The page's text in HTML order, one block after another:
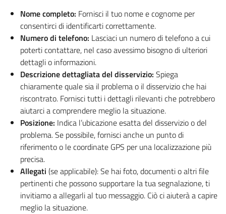
Nome completo: Fornisci il tuo nome e cognome per
consentirci di identificarti correttamente.
Numero di telefono: Lasciaci un numero di telefono a cui
poterti contattare, nel caso avessimo bisogno di ulteriori
dettagli o informazioni.
Descrizione dettagliata del disservizio: Spiega
chiaramente quale sia il problema o il disservizio che hai
riscontrato. Fornisci tutti i dettagli rilevanti che potrebbero
aiutarci a comprendere meglio la situazione.
Posizione: Indica l’ubicazione esatta del disservizio o del
problema. Se possibile, fornisci anche un punto di
riferimento o le coordinate GPS per una localizzazione più
precisa.
Allegati (se applicabile): Se hai foto, documenti o altri file
pertinenti che possono supportare la tua segnalazione, ti
invitiamo a allegarli al tuo messaggio. Ciò ci aiuterà a capire
meglio la situazione.